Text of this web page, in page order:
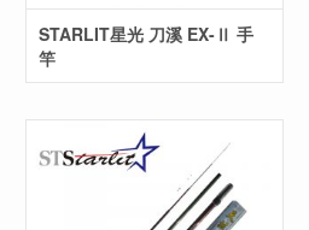
STARLIT星光 刀溪 EX-Ⅱ 手
竿